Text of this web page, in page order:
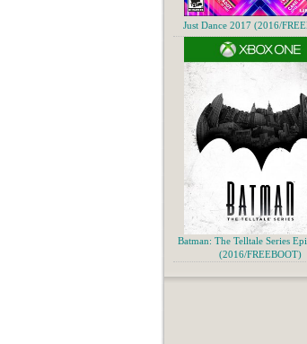
Just Dance 2017 (2016/
Batman: The Telltale Series
(2016/FREEBOOT)